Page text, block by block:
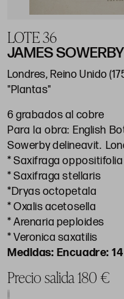
LOTE 36
JAMES SOWERBY
Londres, Reino Unido
"Plantas"
6 grabados al cobre
Para la obra: English
Sowerby delineavit.
* Saxifraga oppositifolia
* Saxifraga stellaris
*Dryas octopetala
* Oxalis acetosella
* Arenaria peploides
* Veronica saxatilis
Encuadre:
Precio salida 180 €